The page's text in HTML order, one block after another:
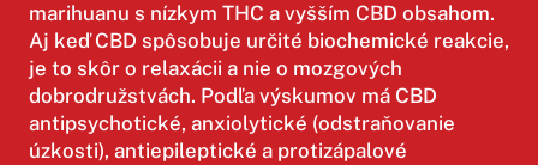
marihuanu s nízkym THC a vyšším CBD obsahom.
Aj keď CBD spôsobuje určité biochemické reakcie,
je to skôr o relaxácii a nie o mozgových
dobrodružstvách. Podľa výskumov má CBD
antipsychotické, anxiolytické (odstraňovanie
úzkosti), antiepileptické a protizápalové